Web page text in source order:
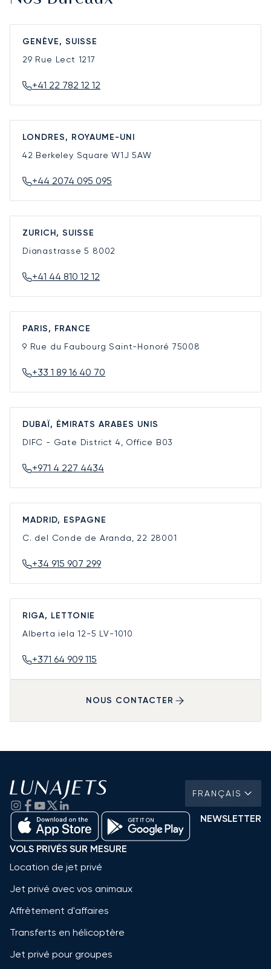
GENÈVE, SUISSE
29 Rue Lect 1217
+41 22 782 12 12
LONDRES, ROYAUME-UNI
42 Berkeley SquareW1J 5AW
+44 2074 095 095
ZURICH, SUISSE
Dianastrasse 5 8002
+41 44 810 12 12
PARIS, FRANCE
9 Rue du Faubourg Saint-Honoré 75008
+33 1 89 16 40 70
DUBAÏ, ÉMIRATS ARABES UNIS
DIFC - Gate District 4, Office B03
+971 4 227 4434
MADRID, ESPAGNE
C. del Conde de Aranda, 22 28001
+34 915 907 299
RIGA, LETTONIE
Alberta iela 12-5 LV-1010
+371 64 909 115
NOUS CONTACTER
FRANÇAIS
NEWSLETTER
VOLS PRIVÉS SUR MESURE
Location de jet privé
Jet privé avec vos animaux
Affrètement d'affaires
Transferts en hélicoptère
Jet privé pour groupes